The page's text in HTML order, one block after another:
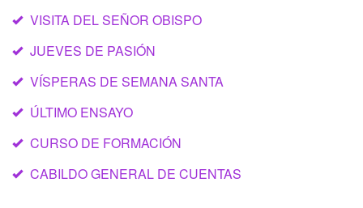
VISITA DEL SEÑOR OBISPO
JUEVES DE PASIÓN
VÍSPERAS DE SEMANA SANTA
ÚLTIMO ENSAYO
CURSO DE FORMACIÓN
CABILDO GENERAL DE CUENTAS